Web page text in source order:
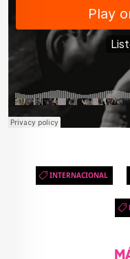
INTERNACIONAL